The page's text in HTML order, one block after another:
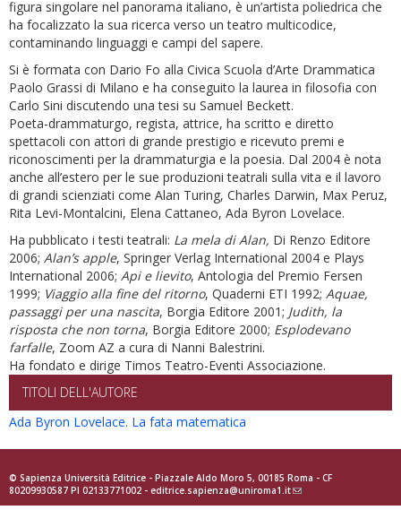
figura singolare nel panorama italiano, è un’artista poliedrica che
ha focalizzato la sua ricerca verso un teatro multicodice,
contaminando linguaggi e campi del sapere.
Si è formata con Dario Fo alla Civica Scuola d’Arte Drammatica
Paolo Grassi di Milano e ha conseguito la laurea in filosofia con
Carlo Sini discutendo una tesi su Samuel Beckett.
Poeta-drammaturgo, regista, attrice, ha scritto e diretto
spettacoli con attori di grande prestigio e ricevuto premi e
riconoscimenti per la drammaturgia e la poesia. Dal 2004 è nota
anche all’estero per le sue produzioni teatrali sulla vita e il lavoro
di grandi scienziati come Alan Turing, Charles Darwin, Max Peruz,
Rita Levi-Montalcini, Elena Cattaneo, Ada Byron Lovelace.
Ha pubblicato i testi teatrali: La mela di Alan, Di Renzo Editore
2006; Alan’s apple, Springer Verlag International 2004 e Plays
International 2006; Api e lievito, Antologia del Premio Fersen
1999; Viaggio alla fine del ritorno, Quaderni ETI 1992; Aquae,
passaggi per una nascita, Borgia Editore 2001; Judith, la
risposta che non torna, Borgia Editore 2000; Esplodevano
farfalle, Zoom AZ a cura di Nanni Balestrini.
Ha fondato e dirige Timos Teatro-Eventi Associazione.
TITOLI DELL'AUTORE
Ada Byron Lovelace. La fata matematica
© Sapienza Università Editrice - Piazzale Aldo Moro 5, 00185 Roma - CF
80209930587 PI 02133771002 - editrice.sapienza@uniroma1.it(link
sends